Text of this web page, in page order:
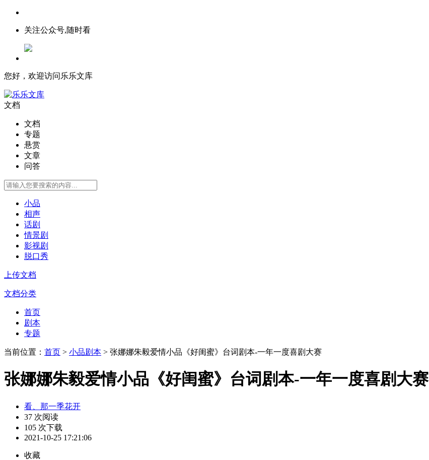
关注公众号,随时看
您好，欢迎访问乐乐文库
文档
文档
专题
悬赏
文章
问答
小品
相声
话剧
情景剧
影视剧
脱口秀
上传文档
文档分类
首页
剧本
专题
当前位置： 首页 > 小品剧本 > 张娜娜朱毅爱情小品《好闺蜜》台词剧本-一年一度喜剧大赛
张娜娜朱毅爱情小品《好闺蜜》台词剧本-一年一度喜剧大赛
看、那一季花开
37 次阅读
105 次下载
2021-10-25 17:21:06
收藏